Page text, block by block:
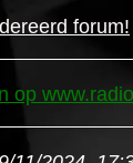
forum!
op